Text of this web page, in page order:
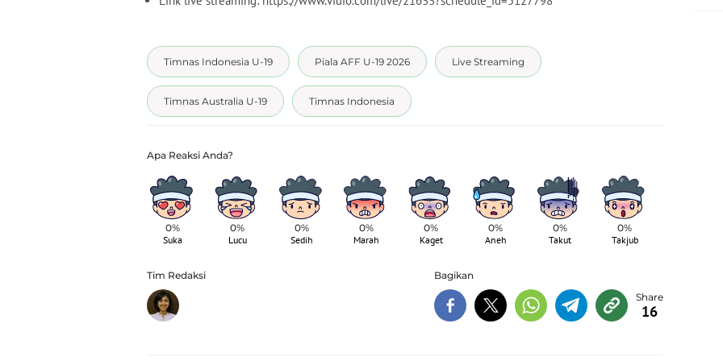
Timnas Indonesia U-19 Piala AFF U-19 2026 Live Streaming
Timnas Australia U-19 Timnas Indonesia
0%
Suka
0%
Lucu
0%
Sedih
0%
Marah
0%
Kaget
0%
Aneh
0%
Takut
0%
Takjub
Tim Redaksi Bagikan
16